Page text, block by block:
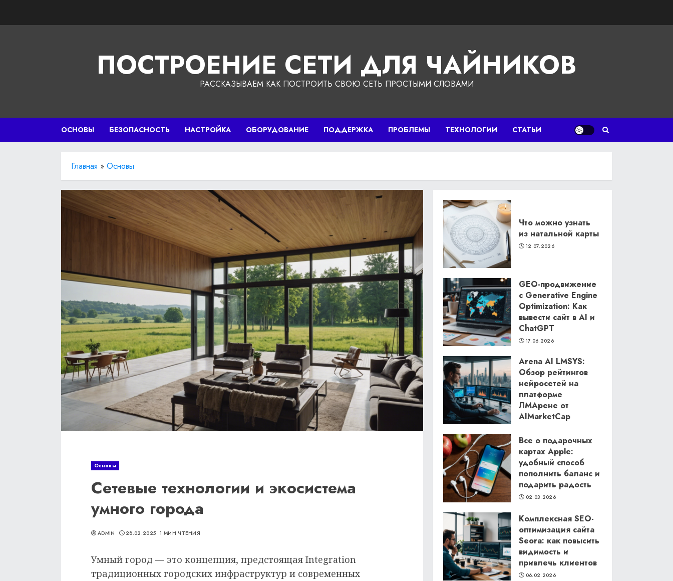
ПОСТРОЕНИЕ СЕТИ ДЛЯ ЧАЙНИКОВ
РАССКАЗЫВАЕМ КАК ПОСТРОИТЬ СВОЮ СЕТЬ ПРОСТЫМИ СЛОВАМИ
ОСНОВЫ БЕЗОПАСНОСТЬ НАСТРОЙКА ОБОРУДОВАНИЕ ПОДДЕРЖКА ПРОБЛЕМЫ ТЕХНОЛОГИИ СТАТЬИ
Главная » Основы
Основы
Сетевые технологии и экосистема
умного города
ADMIN 28.02.2025 1 МИН ЧТЕНИЯ
Умный город — это концепция, предстоящая Integration
традиционных городских инфраструктур и современных
Что можно узнать
из натальной карты
12.07.2026
GEO-продвижение
с Generative Engine
Optimization: Как
вывести сайт в AI и
ChatGPT
17.06.2026
Arena AI LMSYS:
Обзор рейтингов
нейросетей на
платформе
ЛМАрене от
AIMarketCap
Все о подарочных
картах Apple:
удобный способ
пополнить баланс и
подарить радость
02.03.2026
Комплексная SEO-
оптимизация сайта
Seora: как повысить
видимость и
привлечь клиентов
06.02.2026